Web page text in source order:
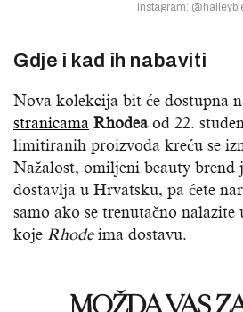
Instagram:
Gdje i kad ih nabaviti
Nova kolekcija bit će dostupna
stranicama Rhodeaod 22.
limitiranih proizvoda kreću se
Nažalost, omiljeni beauty brend
dostavlja u Hrvatsku, pa ćete
samo ako se trenutačno
koje Rhodeima dostavu.
MOŽDA VAS